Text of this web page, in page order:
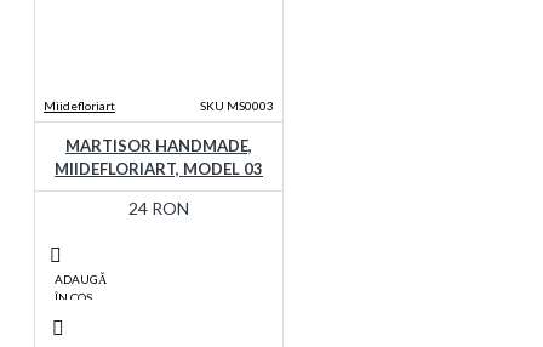
Miidefloriart SKU MS0003
MARTISOR HANDMADE,
MIIDEFLORIART, MODEL 03
24 RON
ADAUGĂ
ÎN COŞ